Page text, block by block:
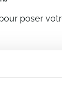
poser